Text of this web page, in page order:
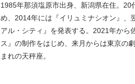
1985年那須塩原市出身、新潟県在住。20
め、2014年には『イリュミナシオン』、
アル・シティ』を発表する。2021年から
ス』の制作をはじめ、来月からは東京の
まれの天秤座。